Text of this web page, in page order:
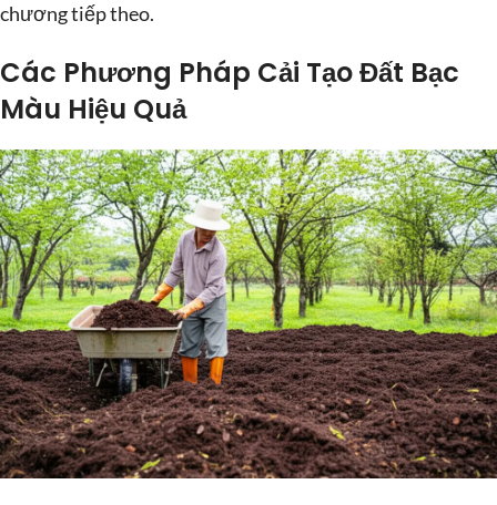
chương tiếp theo.
Các Phương Pháp Cải Tạo Đất Bạc
Màu Hiệu Quả